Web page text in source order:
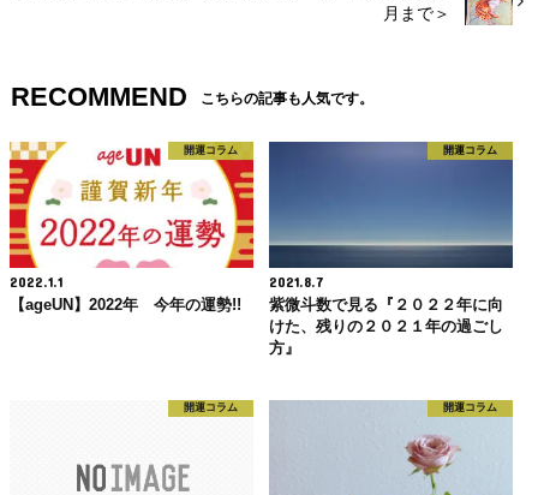
月まで＞
RECOMMEND こちらの記事も人気です。
開運コラム
2022.1.1
【ageUN】2022年 今年の運勢!!
開運コラム
2021.8.7
紫微斗数で見る『２０２２年に向
けた、残りの２０２１年の過ごし
方』
開運コラム 開運コラム